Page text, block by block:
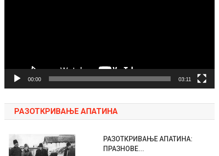
00:00 03:11
РАЗОТКРИВАЊЕ АПАТИНА
РАЗОТКРИВАЊЕ АПАТИНА:
ПРАЗНОВЕ...